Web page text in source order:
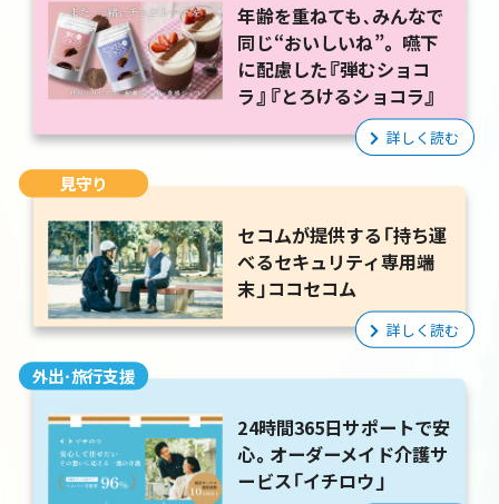
年齢を重ねても、みんなで
同じ“おいしいね”。 嚥下
に配慮した『弾むショコ
ラ』『とろけるショコラ』
詳しく読む
セコムが提供する「持ち運
べるセキュリティ専用端
末」ココセコム
見守り
詳しく読む
24時間365日サポートで安
心。オーダーメイド介護サ
ービス「イチロウ」
外出・旅行支援